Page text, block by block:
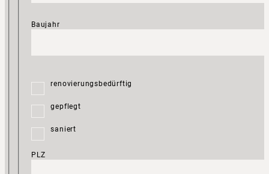
Baujahr
renovierungsbedürftig
gepflegt
saniert
PLZ